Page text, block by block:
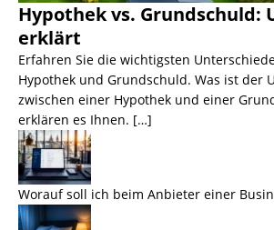
Hypothek vs. Grundschuld:
erklärt
Erfahren Sie die wichtigsten
Hypothek und Grundschuld. Was ist der
zwischen einer Hypothek und einer
erklären es Ihnen. […]
Worauf soll ich beim Anbieter einer